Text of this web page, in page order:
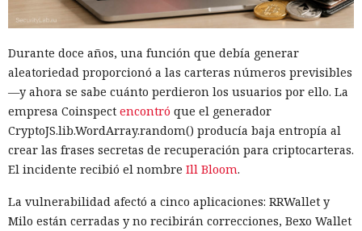
Durante doce años, una función que debía generar
aleatoriedad proporcionó a las carteras números previsibles
—y ahora se sabe cuánto perdieron los usuarios por ello. La
empresa Coinspect encontró que el generador
CryptoJS.lib.WordArray.random() producía baja entropía al
crear las frases secretas de recuperación para criptocarteras.
El incidente recibió el nombre Ill Bloom.
La vulnerabilidad afectó a cinco aplicaciones: RRWallet y
Milo están cerradas y no recibirán correcciones, Bexo Wallet
integrados que deberían impedir usos peligrosos. Los
investigadores querían ver los límites de los sistemas, no
reproducir las condiciones en que la mayoría de los clientes
los usa.
La alarma se activó la mañana del 28 de julio. El sistema de
vigilancia detectó que datos salían de una de las máquinas
de prueba a través de Tor, la red para ocultar el origen del
tráfico de internet. La revisión de los registros mostró que el
GitHub. En el plazo de una hora las pruebas se detuvieron,
las máquinas virtuales se aislaron y se revocó el acceso